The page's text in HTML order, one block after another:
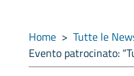
Home > Tutte le
Evento patrocinato: